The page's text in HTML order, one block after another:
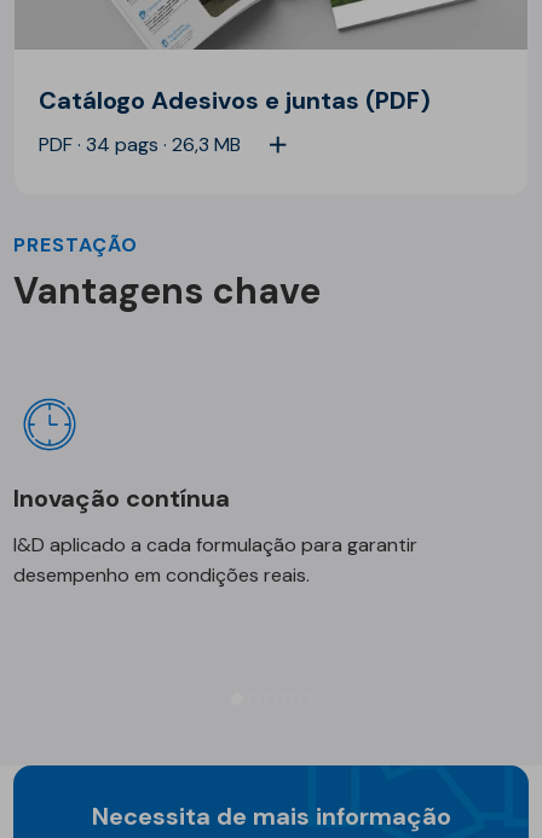
Catálogo Adesivos e juntas (PDF)
PDF · 34 pags · 26,3 MB
PRESTAÇÃO
Vantagens chave
Inovação contínua
I&D aplicado a cada formulação para garantir
desempenho em condições reais.
Necessita de mais informação